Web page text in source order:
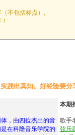
不包括标点）,
践出真知。好经验要分
，由四位杰出的音
在科隆音乐学院的
本期
歌手
弦乐